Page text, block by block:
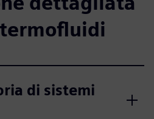
di sistemi